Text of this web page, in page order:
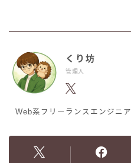
くり坊
管理人
Web系フリーランスエンジニア